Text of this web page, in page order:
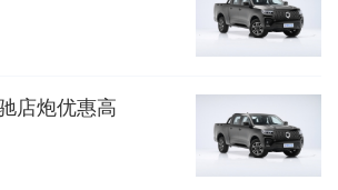
店炮优惠高